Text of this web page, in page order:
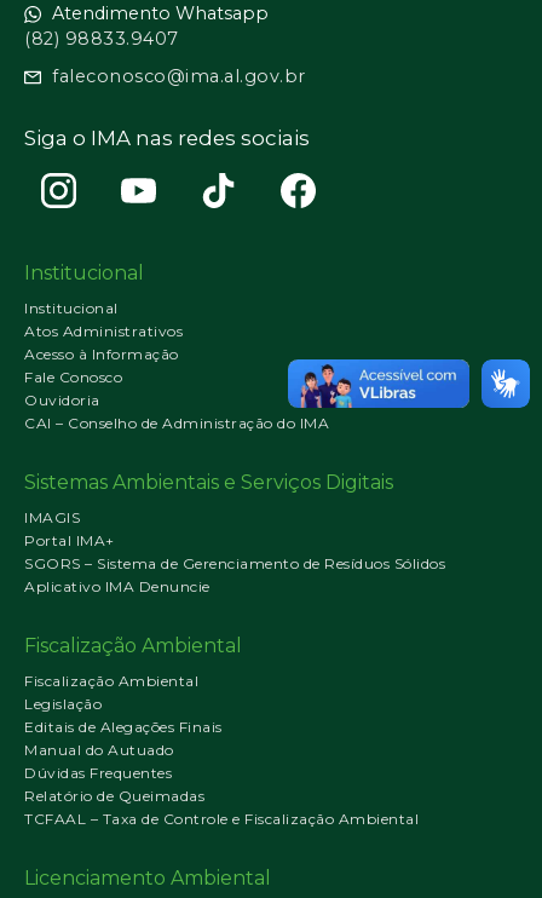
Atendimento Whatsapp
(82) 98833.9407
faleconosco@ima.al.gov.br
Siga o IMA nas redes sociais
Institucional
Institucional
Atos Administrativos
Acesso à Informação
Fale Conosco
Ouvidoria
CAI – Conselho de Administração do IMA
Sistemas Ambientais e Serviços Digitais
IMAGIS
Portal IMA+
SGORS – Sistema de Gerenciamento de Resíduos Sólidos
Aplicativo IMA Denuncie
Fiscalização Ambiental
Fiscalização Ambiental
Legislação
Editais de Alegações Finais
Manual do Autuado
Dúvidas Frequentes
Relatório de Queimadas
TCFAAL – Taxa de Controle e Fiscalização Ambiental
Licenciamento Ambiental